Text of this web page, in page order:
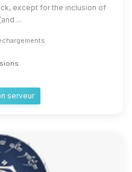
except for the inclusion of
...
serveur